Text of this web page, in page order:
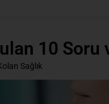
10 Soru
Sağlık